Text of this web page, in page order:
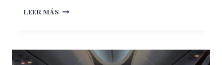
LEER MÁS FIFA
ASÍ